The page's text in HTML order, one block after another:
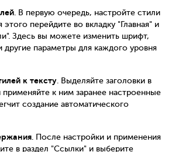
. В первую очередь, настройте стили
этого перейдите во вкладку "Главная" и
Здесь вы можете изменить шрифт,
другие параметры для каждого уровня
к тексту. Выделяйте заголовки в
применяйте к ним заранее настроенные
создание автоматического
. После настройки и применения
в раздел "Ссылки" и выберите